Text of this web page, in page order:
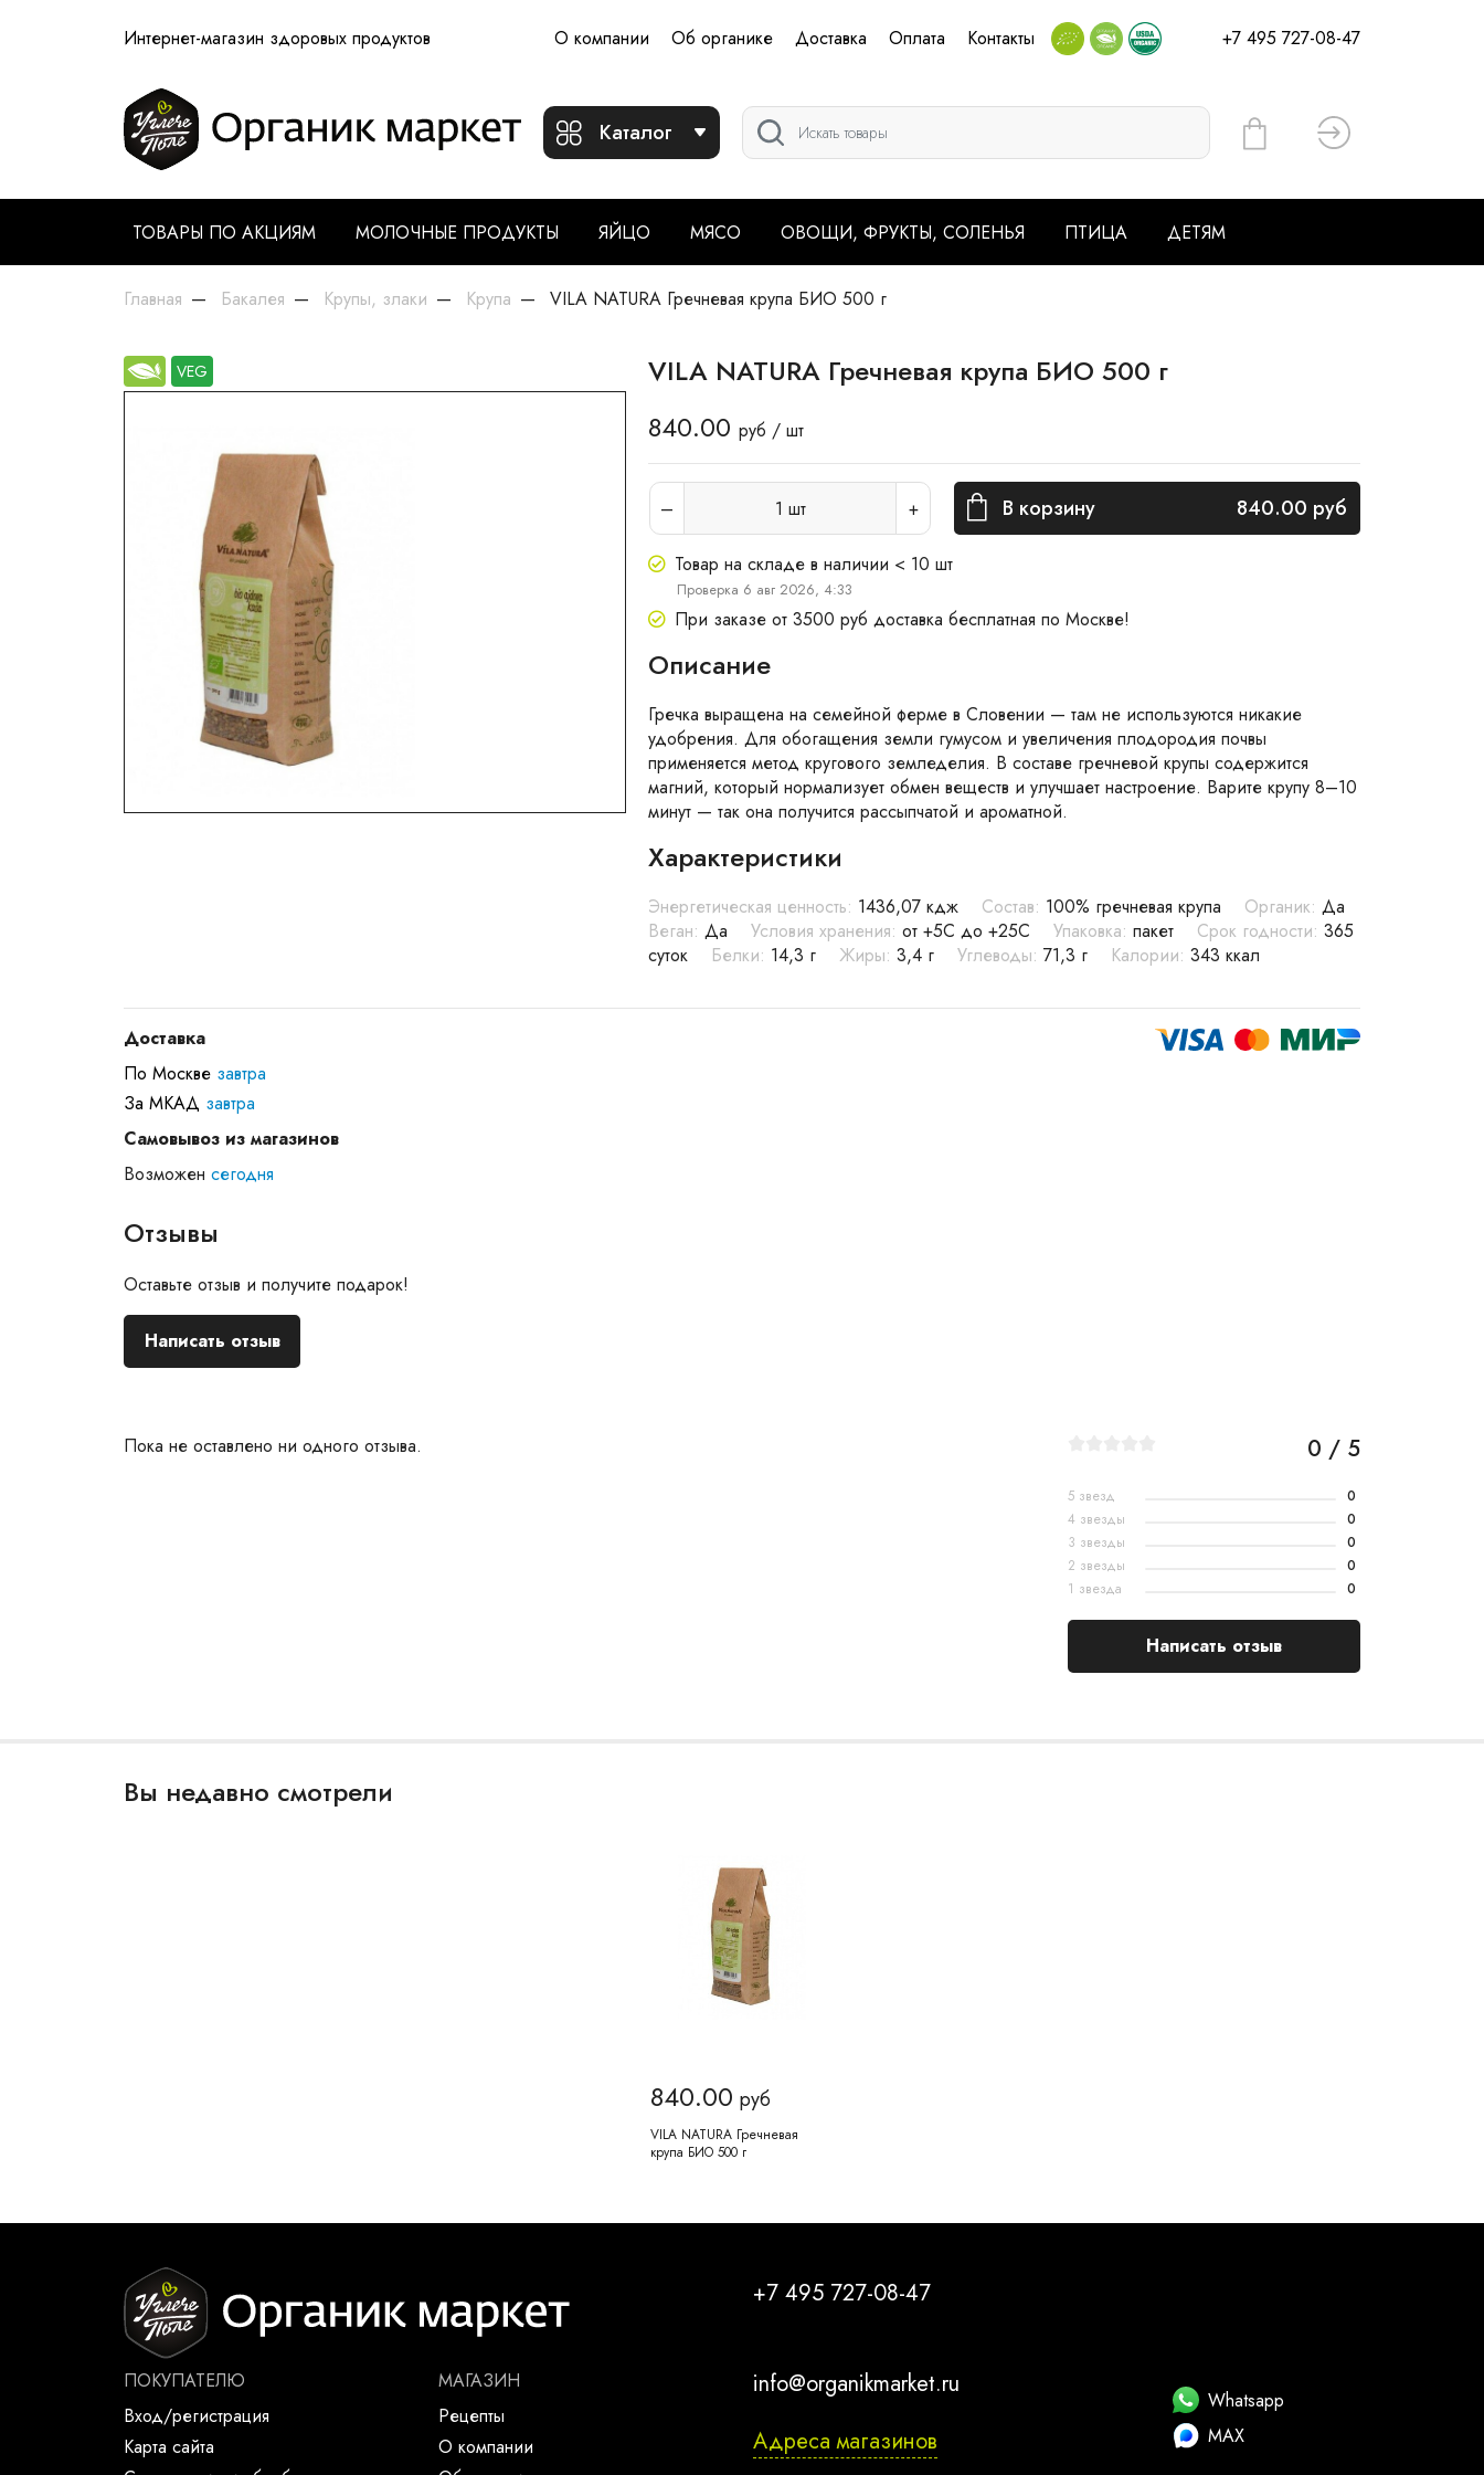
Интернет-магазин здоровых продуктов О компании Об органике Доставка Оплата Контакты +7 495 727-08-47
Каталог Вход
ТОВАРЫ ПО АКЦИЯМ МОЛОЧНЫЕ ПРОДУКТЫ ЯЙЦО МЯСО ОВОЩИ, ФРУКТЫ, СОЛЕНЬЯ ПТИЦА ДЕТЯМ
Главная Бакалея Крупы, злаки Крупа VILA NATURA Гречневая крупа БИО 500 г
VEG
VILA NATURA Гречневая крупа БИО 500 г
840.00 руб / шт
1 шт В корзину 840.00 руб
Товар на складе в наличии < 10 шт
Проверка 6 авг 2026, 4:33
При заказе от 3500 руб доставка бесплатная по Москве!
Описание
Гречка выращена на семейной ферме в Словении — там не используются никакие
удобрения. Для обогащения земли гумусом и увеличения плодородия почвы
применяется метод кругового земледелия. В составе гречневой крупы содержится
магний, который нормализует обмен веществ и улучшает настроение. Варите крупу 8–10
минут — так она получится рассыпчатой и ароматной.
Характеристики
Энергетическая ценность: 1436,07 кдж Состав: 100% гречневая крупа Органик: Да
Веган: Да Условия хранения: от +5C до +25С Упаковка: пакет Срок годности: 365
суток
Белки: 14,3 г Жиры: 3,4 г Углеводы: 71,3 г Калории: 343 ккал
Доставка
По Москве завтра
За МКАД завтра
Самовывоз из магазинов
Возможен сегодня
Отзывы
Оставьте отзыв и получите подарок!
Написать отзыв
Пока не оставлено ни одного отзыва. 0 / 5
5 звезд
0
4 звезды
0
3 звезды
0
2 звезды
0
1 звезда
0
Написать отзыв
Вы недавно смотрели
840.00 руб
VILA NATURA Гречневая
крупа БИО 500 г
ПОКУПАТЕЛЮ
Вход/регистрация
Карта сайта
МАГАЗИН
Рецепты
О компании
+7 495 727-08-47
info@organikmarket.ru
Адреса магазинов
Whatsapp
MAX